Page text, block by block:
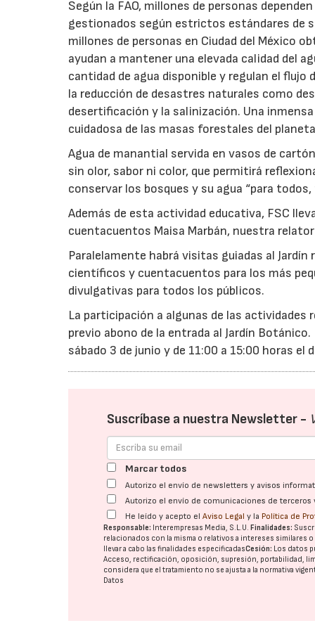
Según la FAO, millones de personas
gestionados según estrictos estándares de
millones de personas en Ciudad del México
ayudan a mantener una elevada calidad del
cantidad de agua disponible y regulan el flujo
la reducción de desastres naturales como
desertificación y la salinización. Una
cuidadosa de las masas forestales del
Agua de manantial servida en vasos de
sin olor, sabor ni color, que permitirá
conservar los bosques y su agua “para todos,
Además de esta actividad educativa, FSC
cuentacuentos Maisa Marbán, nuestra
Paralelamente habrá visitas guiadas al
científicos y cuentacuentos para los más
divulgativas para todos los públicos.
La participación a algunas de las
previo abono de la entrada al Jardín
sábado 3 de junio y de 11:00 a 15:00 horas el
Suscríbase a nuestra Newsletter -
Marcar todos
Autorizo el envío de newsletters y avisos
Autorizo el envío de comunicaciones de
He leído y acepto elAviso Legal y la Política de
Responsable: Interempresas Media, S.L.U.Finalidades:
relacionados con la misma o relativos a intereses similares
llevar a cabo las finalidades especificadasCesión: Los datos
Acceso, rectificación, oposición, supresión, portabilidad,
considera que el tratamiento no se ajusta a la normativa
Datos